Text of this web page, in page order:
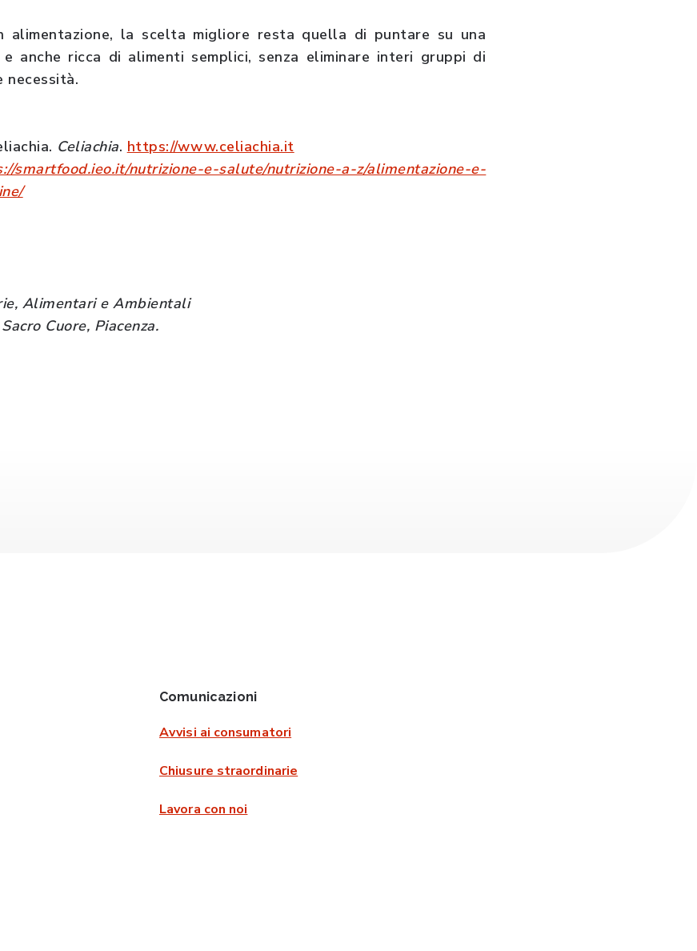
alimentazione, la scelta migliore resta quella di puntare su una
anche ricca di alimenti semplici, senza eliminare interi gruppi di
necessità.
Celiachia. https://www.celiachia.it
smartfood.ieo.it/nutrizione-e-salute/nutrizione-a-z/alimentazione-e-
Alimentari e Ambientali
Cuore, Piacenza.
Comunicazioni
Avvisi ai consumatori
Chiusure straordinarie
Lavora con noi